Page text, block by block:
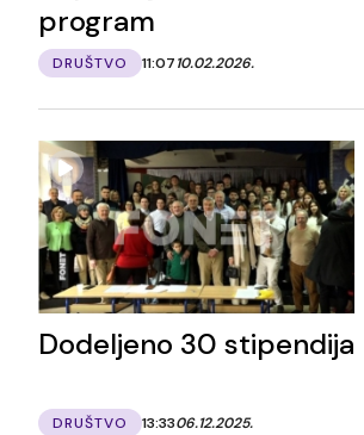
program
DRUŠTVO 11:0710.02.2026.
Dodeljeno 30 stipendija
DRUŠTVO 13:3306.12.2025.